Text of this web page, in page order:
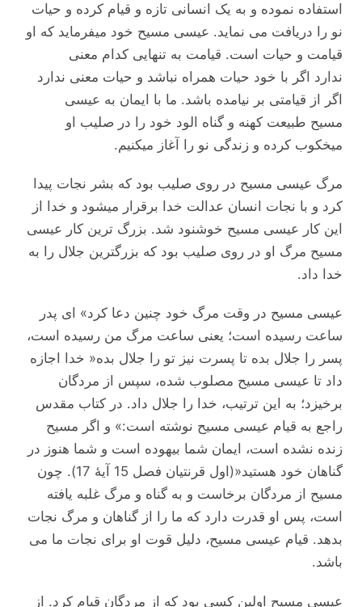
استفاده نموده و به یک انسانی تازه و قیام کرده و حیات
نو را دریافت می نماید. عیسی مسیح خود میفرماید که او
قیامت و حیات است. قیامت به تنهایی کدام معنی
ندارد اگر با خود حیات همراه نباشد و حیات معنی ندارد
اگر از قیامتی بر نیامده باشد. ما با ایمان به عیسی
مسیح طبیعت کهنه و گناه الود خود را در صلیب او
میخکوب کرده و زندگی نو را آغاز میکنیم.
مرگ عیسی مسیح در روی صلیب بود که بشر نجات پیدا
کرد و با نجات انسان عدالت خدا برقرار میشود و خدا از
این کار عیسی مسیح خوشنود شد. بزرگ ترین کار عیسی
مسیح مرگ او در روی صلیب بود که بزرگترین جلال را به
خدا ‌داد.
عیسی مسیح در وقت مرگ خود چنین دعا کرد» ای پدر
ساعت رسیده است؛ یعنی ساعت مرگ من رسیده است،
پسر را جلال بده تا پسرت نیز تو را جلال بده« خدا اجازه
داد تا عیسی مسیح مصلوب شده، سپس از مردگان
برخیزد؛ به این ترتیب، خدا را جلال داد. در کتاب مقدس
راجع به قیام عیسی مسیح نوشته است:» و اگر مسیح
زنده نشده است، ایمان شما بیهوده است و شما هنوز در
گناهان خود هستید«(اول قرنتیان فصل 15 آیۀ 17). چون
مسیح از مردگان برخاست و به گناه و مرگ غلبه یافته
است، پس او قدرت دارد که ما را از گناهان و مرگ نجات
بدهد. قیام عیسی مسیح، دلیل قوت او برای نجات ما می
‌باشد.
عیسی مسیح اولین کسی بود که از مردگان قیام کرد. از